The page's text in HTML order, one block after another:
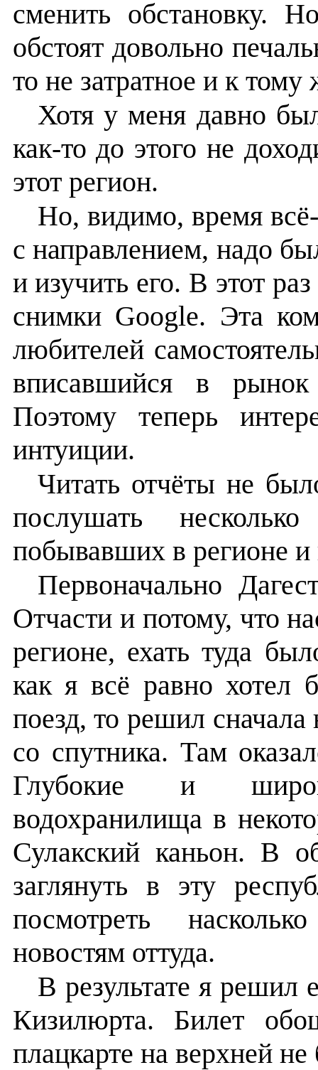
сменить обстановку.
обстоят довольно
то не затратное и к тому
Хотя у меня давно
как-то до этого не
этот регион.
Но, видимо, время
с направлением, надо
и изучить его. В этот
снимки Google. Эта
любителей
вписавшийся в рынок
Поэтому теперь
интуиции.
Читать отчёты не
послушать
побывавших в регионе
Первоначально
Отчасти и потому, что
регионе, ехать туда
как я всё равно хотел
поезд, то решил
со спутника. Там
Глубокие и
водохранилища в
Сулакский каньон. В
заглянуть в эту
посмотреть
новостям оттуда.
В результате я решил
Кизилюрта. Билет
плацкарте на верхней